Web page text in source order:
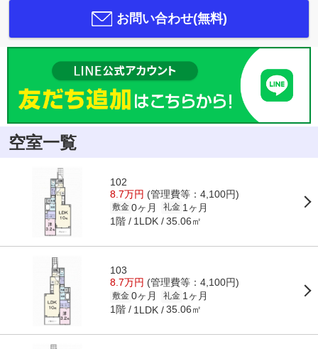
お問い合わせ(無料)
空室一覧
102
8.7万円 (管理費等：4,100円)
敷金 0ヶ月 礼金 1ヶ月
1階 1LDK 35.06㎡
103
8.7万円 (管理費等：4,100円)
敷金 0ヶ月 礼金 1ヶ月
1階 1LDK 35.06㎡